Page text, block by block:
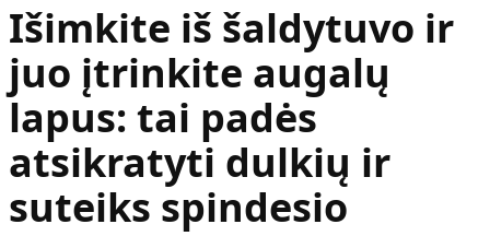
Gyvenimas
Įdomybės
Mada
Mokslas
Namai ir interjeras
Kulinarija
Technologijos
Gyvenimo būdas
Vasaros mada
Tėvai ir vaikai
Populiaru Informacija
Išimkite iš šaldytuvo ir
juo įtrinkite augalų
lapus: tai padės
atsikratyti dulkių ir
suteiks spindesio